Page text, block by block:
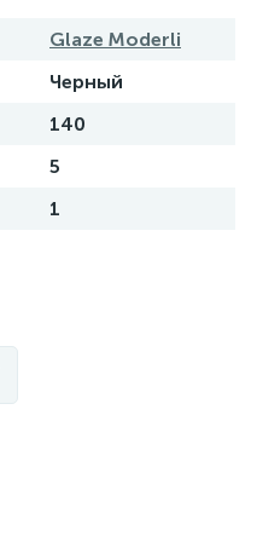
Glaze Moderli
Черный
140
5
1